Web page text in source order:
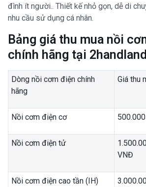
đình ít người.. Thiết kế nhỏ gọn, dễ di
nhu cầu sử dụng cá nhân.
Bảng giá thu mua nồi
chính hãng tại 2handland
Dòng nồi cơm điện chính
hãng
Giá thu
Nồi cơm điện cơ
Nồi cơm điện tử
VNĐ
Nồi cơm điện cao tần (IH)